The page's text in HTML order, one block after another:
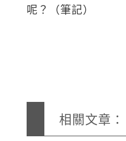
呢？（筆記）
相關文章：